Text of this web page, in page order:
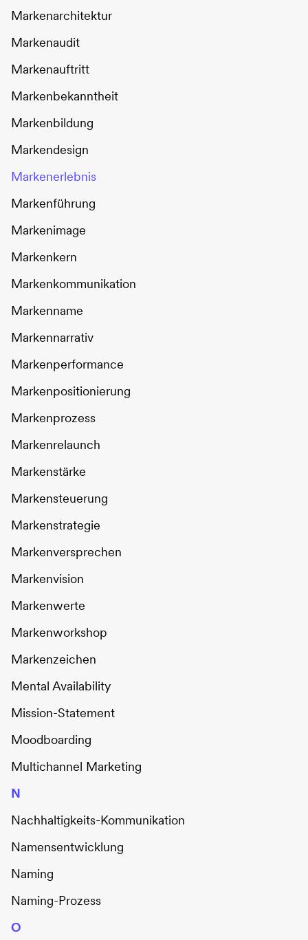
Markenarchitektur
Markenaudit
Markenauftritt
Markenbekanntheit
Markenbildung
Markendesign
Markenerlebnis
Markenführung
Markenimage
Markenkern
Markenkommunikation
Markenname
Markennarrativ
Markenperformance
Markenpositionierung
Markenprozess
Markenrelaunch
Markenstärke
Markensteuerung
Markenstrategie
Markenversprechen
Markenvision
Markenwerte
Markenworkshop
Markenzeichen
Mental Availability
Mission-Statement
Moodboarding
Multichannel Marketing
N
Nachhaltigkeits-Kommunikation
Namensentwicklung
Naming
Naming-Prozess
O